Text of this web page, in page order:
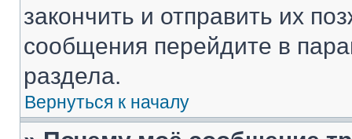
закончить и отправить их
сообщения перейдите в
раздела.
Вернуться к началу